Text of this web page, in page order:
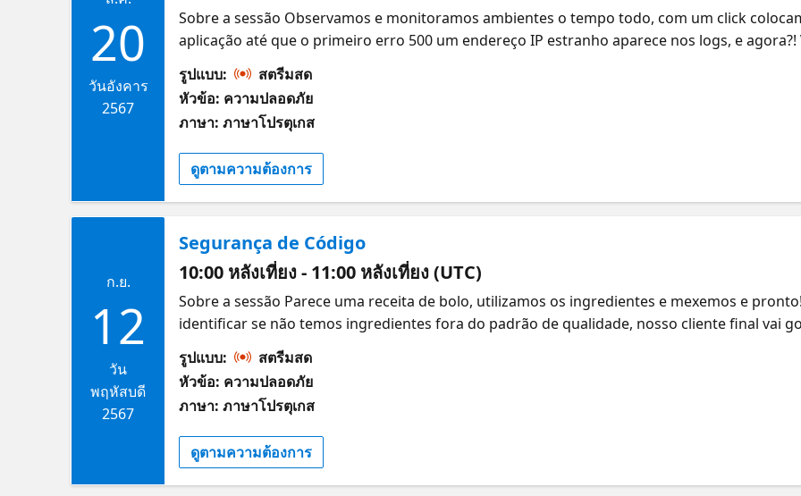
20
วันอังคาร
2567
Sobre a sessão Observamos e monitoramos ambientes o tempo todo, com um click
aplicação até que o primeiro erro 500 um endereço IP estranho aparece nos logs, e
como podemos fazer essa jornada sem turbulência. Sobre a série Partindo da metodologia
agilidade e eficiência, essa série irá apresentar como a segurança e a observabilidade são
agilidade e velocidade no lançamento de novas aplicações bem como a aumentar a
desenvolvimento, infra, operações e segurança. Datadog – Serviço ISV Nativo do Azure
Datadog Security Specialist https://twitter.com/100HnoMeuNome https://
#MicrosoftReactor conecta você com #empreendedores de #IA, #startups, #fundadores e
wt.mc_id=1reg_21936_webpage_reactor 💡Transforme suas ideias com a Microsoft!
Founders Hub, conheça a plataforma de nuvem da Microsoft e dê vida às novas soluções
e criar o futuro. Acelere a inovação com a IA da Microsoft, ganhe até US$ 150k em créditos
como GitHub, Microsoft 365, LinkedIn Premium e mais. Inscreva-se agora gratuitamente!
https://aka.ms/MSFTFoundersHubBrasil
รูปแบบ:
สตรีมสด
หัวข้อ: ความปลอดภัย
ภาษา: ภาษาโปรตุเกส
ดูตามความต้องการ
ก.ย.
12
วัน
พฤหัสบดี
2567
Segurança de Código
10:00 หลังเที่ยง - 11:00 หลังเที่ยง (UTC)
Sobre a sessão Parece uma receita de bolo, utilizamos os ingredientes e mexemos e
identificar se não temos ingredientes fora do padrão de qualidade, nosso cliente final vai
discutir dicas, processos e ferramentas para nos ajudar a fazer uma entrega de qualidade.
metodologia do Manifesto Ágil focada em agilidade e eficiência, essa série irá apresentar
observabilidade são determinantes para manter a agilidade e velocidade no lançamento de
aumentar a eficiência entre as equipes de desenvolvimento, infra, operações e segurança.
do Azure Palestrante Tales Casagrande, Datadog Security Specialist https://twitter.com/
https://talescasagrande.com/ 🚀 Junte-se a nós! O #MicrosoftReactor conecta você com
รูปแบบ:
สตรีมสด
หัวข้อ: ความปลอดภัย
ภาษา: ภาษาโปรตุเกส
ดูตามความต้องการ